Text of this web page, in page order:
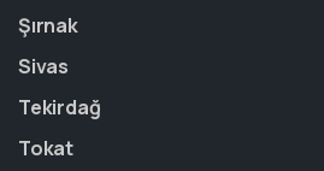
Şırnak
Sivas
Tekirdağ
Tokat